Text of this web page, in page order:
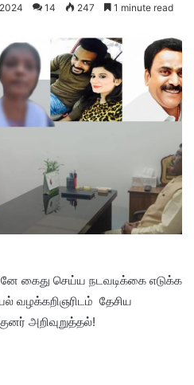
14 247 1 minute read
கைது செய்ய நடவடிக்கை எடுக்க
வழக்கறிஞரிடம் தேசிய
அறிவுறுத்தல்!